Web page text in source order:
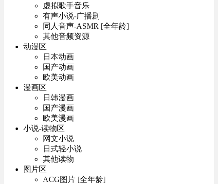
虚拟歌手音乐
有声小说-广播剧
同人音声-ASMR [全年龄]
其他音频资源
动漫区
日本动画
国产动画
欧美动画
漫画区
日韩漫画
国产漫画
欧美漫画
小说-读物区
网文小说
日式轻小说
其他读物
图片区
ACG图片 [全年龄]